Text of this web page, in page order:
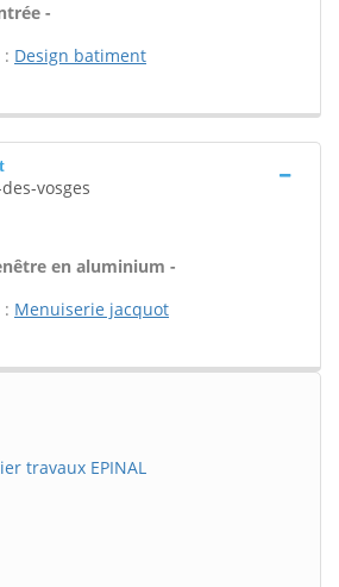
-
Design batiment
vosges
en aluminium -
Menuiserie jacquot
travaux EPINAL